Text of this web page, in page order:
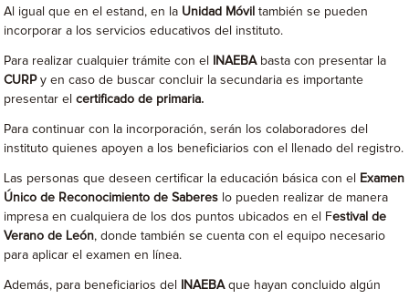
Al igual que en el estand, en la Unidad Móvil también se pueden
incorporar a los servicios educativos del instituto.
Para realizar cualquier trámite con el INAEBAbasta con presentar la
CURPy en caso de buscar concluir la secundaria es importante
presentar elcertificado de primaria.
Para continuar con la incorporación, serán los colaboradores del
instituto quienes apoyen a los beneficiarios con el llenado del registro.
Las personas que deseen certificar la educación básica con el
Examen
Único de Reconocimiento de Saberes lo pueden realizar de manera
impresa en cualquiera de los dos puntos ubicados en el Festival de
Verano de León, donde también se cuenta con el equipo necesario
para aplicar el examen en línea.
Además, para beneficiarios del INAEBAque hayan concluido algún